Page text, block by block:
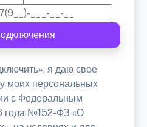
я даю свое
моих персональных
с Федеральным
года №152-ФЗ «О